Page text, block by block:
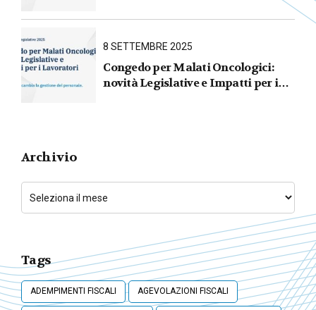
31 marzo 2026
8 SETTEMBRE 2025
Congedo per Malati Oncologici:
novità Legislative e Impatti per i
Archivio
Tags
ADEMPIMENTI FISCALI AGEVOLAZIONI FISCALI